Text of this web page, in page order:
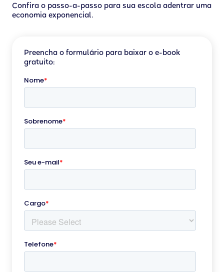
Confira o passo-a-passo para sua escola adentrar uma
economia exponencial.
Preencha o formulário para baixar o e-book
gratuito: